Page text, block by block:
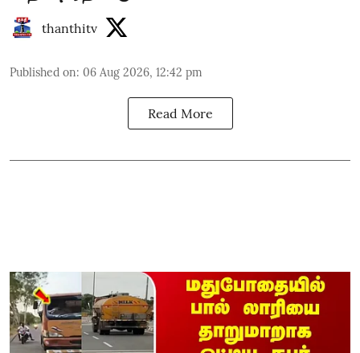
thanthitv
Published on: 06 Aug 2026, 12:42 pm
Read More